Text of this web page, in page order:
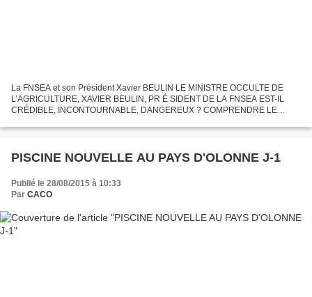
La FNSEA et son Président Xavier BEULIN LE MINISTRE OCCULTE DE
L’AGRICULTURE, XAVIER BEULIN, PR É SIDENT DE LA FNSEA EST-IL
CRÉDIBLE, INCONTOURNABLE, DANGEREUX ? COMPRENDRE LE
manifester...
PISCINE NOUVELLE AU PAYS D'OLONNE J-1
Publié le 28/08/2015 à 10:33
Par CACO